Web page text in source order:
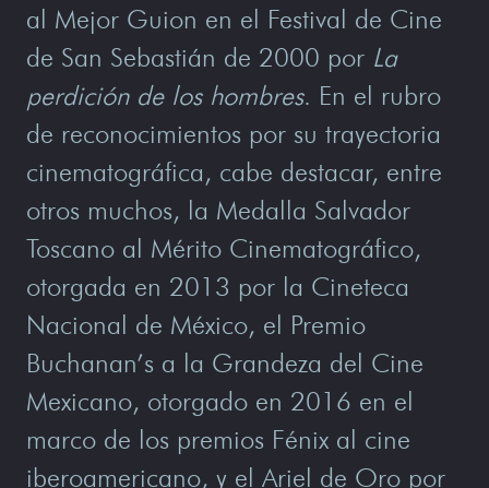
al Mejor Guion en el Festival de Cine
de San Sebastián de 2000 por La
perdición de los hombres. En el rubro
de reconocimientos por su trayectoria
cinematográfica, cabe destacar, entre
otros muchos, la Medalla Salvador
Toscano al Mérito Cinematográfico,
otorgada en 2013 por la Cineteca
Nacional de México, el Premio
Buchanan’s a la Grandeza del Cine
Mexicano, otorgado en 2016 en el
marco de los premios Fénix al cine
iberoamericano, y el Ariel de Oro por